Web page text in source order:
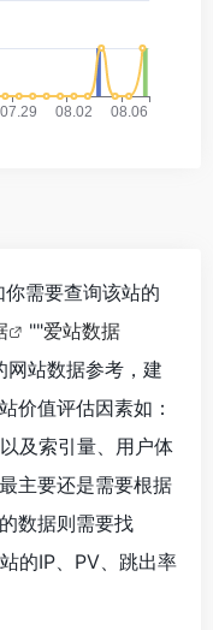
需要查询该站的
""爱站数据
网站数据参考，建
价值评估因素如：
及索引量、用户体
主要还是需要根据
数据则需要找
的IP、PV、跳出率